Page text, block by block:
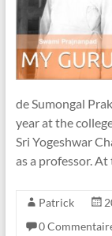
de Sumongal
year at the
Sri Yogeshwar
as a professor.
Patrick
0